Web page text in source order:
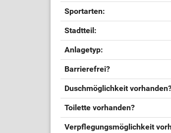
Sportarten:
Stadtteil:
Anlagetyp:
Barrierefrei?
Duschmöglichkeit
Toilette vorhanden?
Verpflegungsmöglichkeit